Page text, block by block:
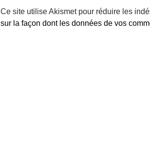
Ce site utilise Akismet pour réduire les
sur la façon dont les données de vos